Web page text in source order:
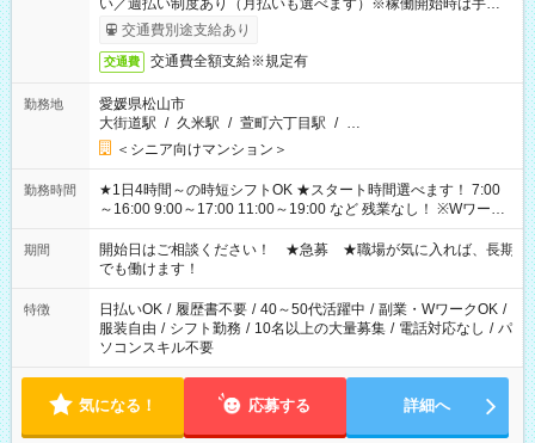
い／週払い制度あり（月払いも選べます）※稼働開始時は手続き
完了次第のお支払いとなります。
交通費別途支給あり
交通費 交通費全額支給※規定有
勤務地
愛媛県松山市
大街道駅 / 久米駅 / 萱町六丁目駅 / …
＜シニア向けマンション＞
勤務時間
★1日4時間～の時短シフトOK ★スタート時間選べます！ 7:00
～16:00 9:00～17:00 11:00～19:00 など 残業なし！ ※Wワーク
の場合、他のお仕事と合わせ週40時間超の就業はご案内できま
せん ※法令に基づき、週20時間以上勤務は社会保険への加入対
象となります ※労働者派遣法（日雇い派遣の原則禁止）によ
り、短時間・短期間の就業はご案内が難しい場合があります
期間
開始日はご相談ください！ ★急募 ★職場が気に入れば、長期
でも働けます！
特徴 日払いOK / 履歴書不要 / 40～50代活躍中 / 副業・WワークOK /
服装自由 / シフト勤務 / 10名以上の大量募集 / 電話対応なし / パ
ソコンスキル不要
気になる！ 応募する 詳細へ